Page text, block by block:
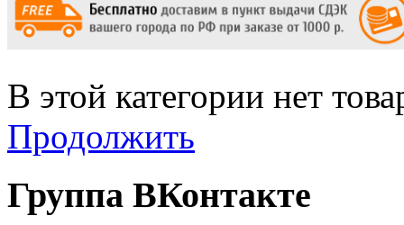
В этой категории нет
Продолжить
Группа ВКонтакте